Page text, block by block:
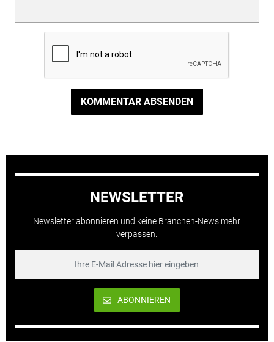
KOMMENTAR ABSENDEN
NEWSLETTER
Newsletter abonnieren und keine Branchen-News mehr
verpassen.
ABONNIEREN